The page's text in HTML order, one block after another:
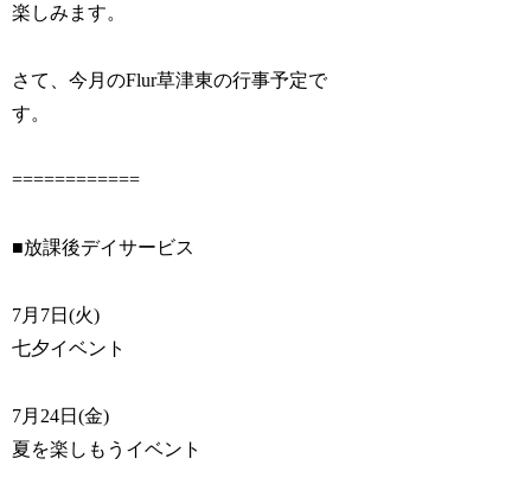
楽しみます。
さて、今月のFlur草津東の行事予定で
す。
============
■放課後デイサービス
7月7日(火)
七夕イベント
7月24日(金)
夏を楽しもうイベント